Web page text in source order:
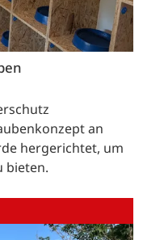
an
hergerichtet, um
bieten.